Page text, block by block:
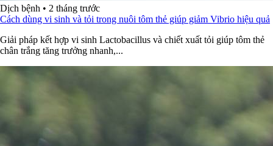
Dịch bệnh • 2 tháng trước
Cách dùng vi sinh và tỏi trong nuôi tôm thẻ giúp giảm Vibrio hiệu quả
Giải pháp kết hợp vi sinh Lactobacillus và chiết xuất tỏi giúp tôm thẻ
chân trắng tăng trưởng nhanh,...